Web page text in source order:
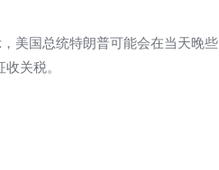
美国总统特朗普可能会在当天晚
关税。